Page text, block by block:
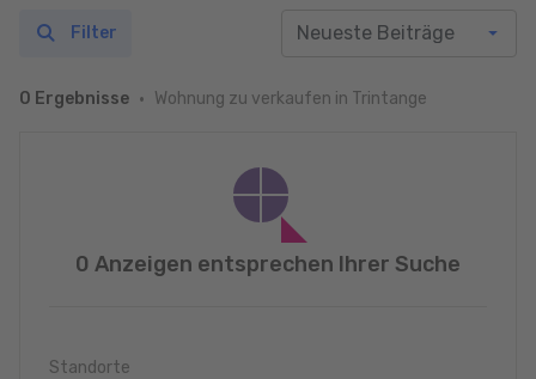
0 Ergebnisse Wohnung zu verkaufen in Trintange
Filter
0 Anzeigen entsprechen Ihrer Suche
Standorte